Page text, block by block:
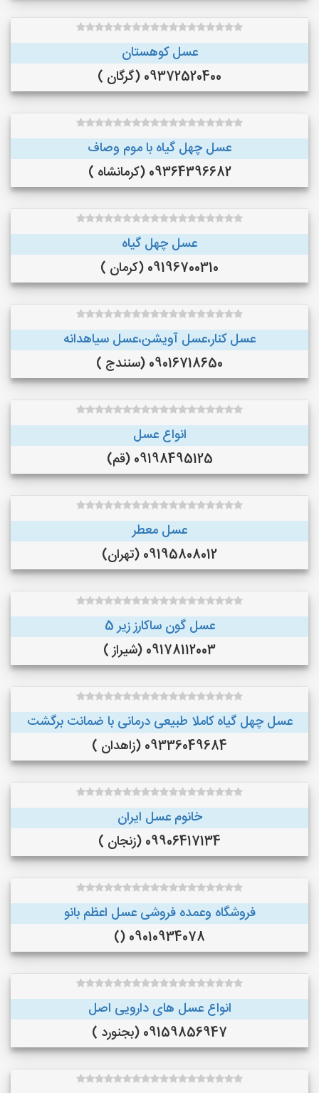
عسل کوهستان
09372520400 (گرگان )
عسل چهل گیاه با موم وصاف
09364396682 (کرمانشاه )
عسل چهل گیاه
09196700310 (کرمان )
عسل کنار،عسل آویشن،عسل سیاهدانه
09016718650 (سنندج )
انواع عسل
09198495125 (قم)
عسل معطر
09195808012 (تهران)
عسل گون ساکارز زیر 5
09178112003 (شیراز )
عسل چهل گیاه کاملا طبیعی درمانی با ضمانت برگشت
09336049684 (زاهدان )
خانوم عسل ایران
09906417134 (زنجان )
فروشگاه وعمده فروشی عسل اعظم بانو
09010934078 ()
انواع عسل های دارویی اصل
09159856947 (بجنورد )